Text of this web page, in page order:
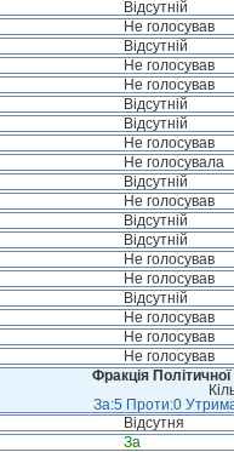
Відсутній
Не голосував
Відсутній
Не голосував
Не голосував
Відсутній
Відсутній
Не голосував
Не голосувала
Відсутній
Не голосував
Відсутній
Відсутній
Не голосував
Не голосував
Відсутній
Не голосував
Не голосував
Не голосував
Фракція
За:5 Проти:0
Відсутня
За